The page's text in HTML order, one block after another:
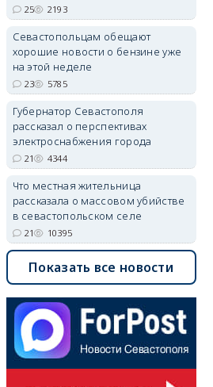
электроснабжение
рассказал о перспективах
электроснабжения города
Энергетики, подчеркнул он,
делают практически
невозможное.
07/08/2026 10:13 4356
25 2193
Севастопольцам обещают
хорошие новости о бензине уже
на этой неделе
23 5785
Губернатор Севастополя
рассказал о перспективах
электроснабжения города
21 4344
Что местная жительница
рассказала о массовом убийстве
в севастопольском селе
21 10395
Показать все новости